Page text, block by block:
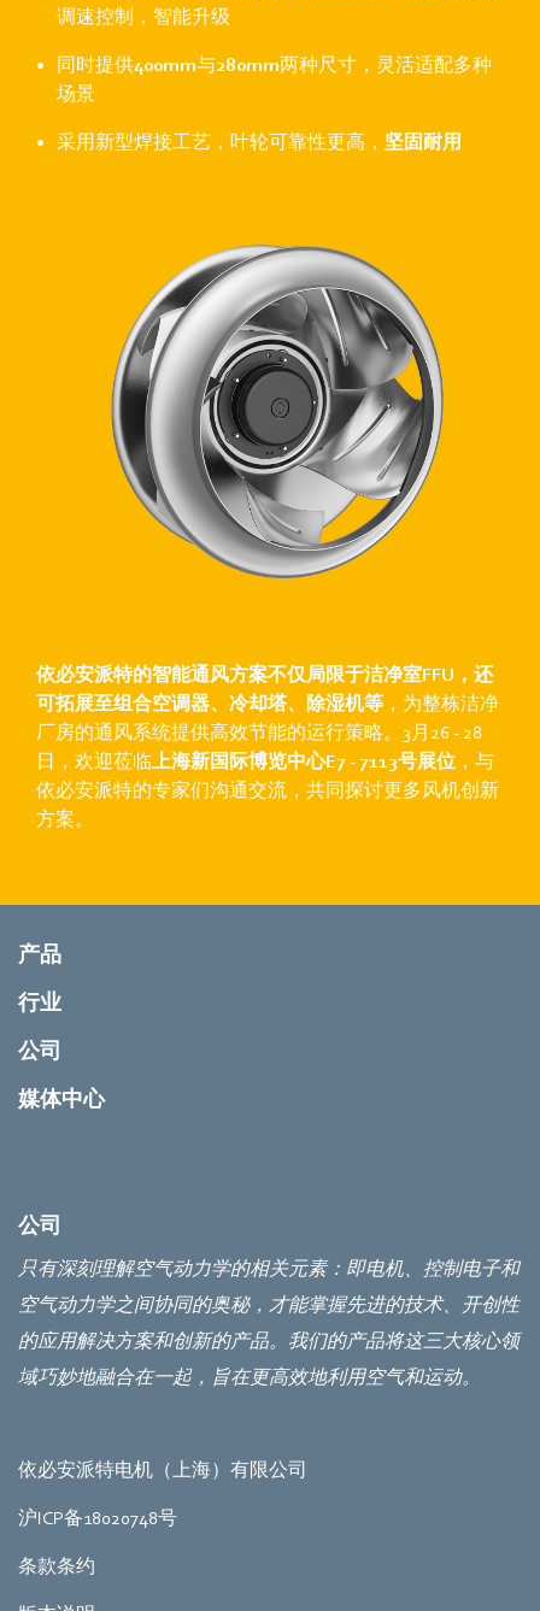
调速控制，智能升级
同时提供400mm与280mm两种尺寸，灵活适配多种
场景
采用新型焊接工艺，叶轮可靠性更高， 坚固耐用
依必安派特的智能通风方案不仅局限于洁净室FFU，还
可拓展至组合空调器、冷却塔、除湿机等 ，为整栋洁净
厂房的通风系统提供高效节能的运行策略。3月26 - 28
日，欢迎莅临上海新国际博览中心E7 - 7113号展位 ，与
依必安派特的专家们沟通交流，共同探讨更多风机创新
方案。
产品
行业
公司
媒体中心
公司
只有深刻理解空气动力学的相关元素：即电机、控制电子和
空气动力学之间协同的奥秘，才能掌握先进的技术、开创性
的应用解决方案和创新的产品。我们的产品将这三大核心领
域巧妙地融合在一起，旨在更高效地利用空气和运动。
依必安派特电机（上海）有限公司
沪ICP备18020748号
条款条约